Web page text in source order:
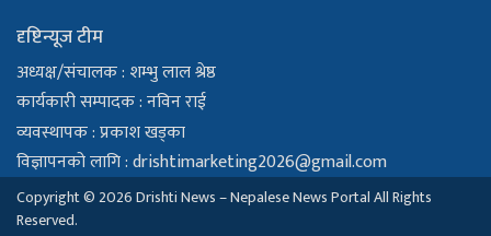
दृष्टिन्यूज टीम
अध्यक्ष/संचालक : शम्भु लाल श्रेष्ठ
कार्यकारी सम्पादक : नविन राई
व्यवस्थापक : प्रकाश खड्का
विज्ञापनको लागि :drishtimarketing2026@gmail.com
Copyright © 2026 Drishti News – Nepalese News Portal All Rights
Reserved.